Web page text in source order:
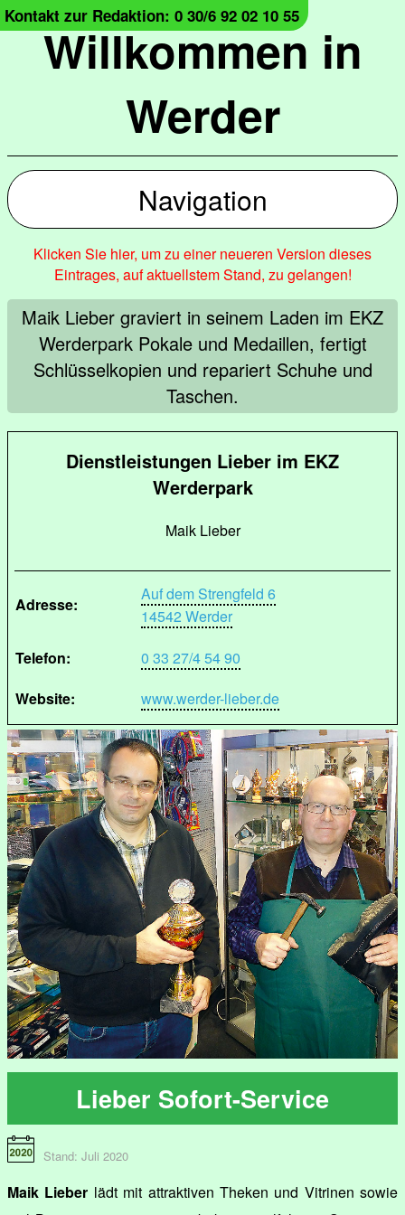
Willkommen in
Werder
Kontakt zur Redaktion: 0 30/6 92 02 10 55
Navigation
Klicken Sie hier, um zu einer neueren Version dieses
Eintrages, auf aktuellstem Stand, zu gelangen!
Maik Lieber graviert in seinem Laden im EKZ
Werderpark Pokale und Medaillen, fertigt
Schlüsselkopien und repariert Schuhe und
Taschen.
Dienstleistungen Lieber im EKZ
Werderpark
Maik Lieber
Adresse:
Auf dem Strengfeld 6
14542 Werder
Telefon:
0 33 27/4 54 90
Website:
www.werder-lieber.de
Lieber Sofort-Service
Stand: Juli 2020
Maik Lieber lädt mit attraktiven Theken und Vitrinen sowie